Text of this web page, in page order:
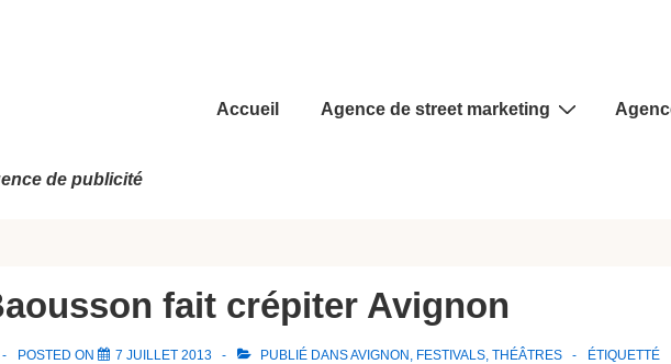
de publicité
Main
Accueil Agence de street marketing
fait crépiter Avignon
POSTED ON 7 JUILLET 2013 PUBLIÉ DANSAVIGNON , FESTIVALS, THÉÂTRES
ÉTIQUETTÉ